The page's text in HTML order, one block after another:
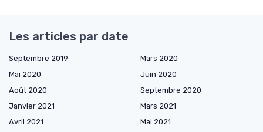
Les articles par date
Septembre 2019
Mars 2020
Mai 2020
Juin 2020
Août 2020
Septembre 2020
Janvier 2021
Mars 2021
Avril 2021
Mai 2021